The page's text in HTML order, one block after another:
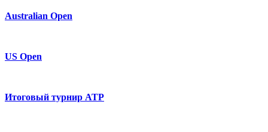
Australian Open
US Open
Итоговый турнир ATP